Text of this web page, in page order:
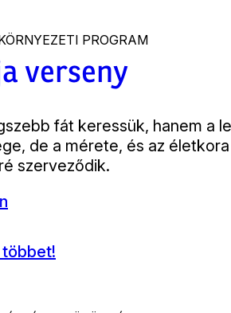
PROGRAM
verseny
fát keressük, hanem a
de a mérete, és az
szerveződik.
többet!